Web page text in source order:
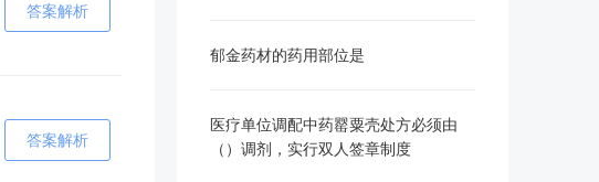
答案解析
答案解析
郁金药材的药用部位是
医疗单位调配中药罂粟壳处方必须由
（）调剂，实行双人签章制度